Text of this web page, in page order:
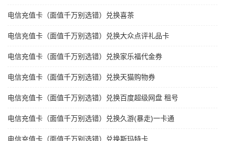
电信充值卡（面值千万别选错）兑换喜茶
电信充值卡（面值千万别选错）兑换大众点评礼品卡
电信充值卡（面值千万别选错）兑换家乐福代金券
电信充值卡（面值千万别选错）兑换天猫购物券
电信充值卡（面值千万别选错）兑换百度超级网盘 租号
电信充值卡（面值千万别选错）兑换久游(暴走)一卡通
电信充值卡（面值千万别选错）兑换斯玛特卡